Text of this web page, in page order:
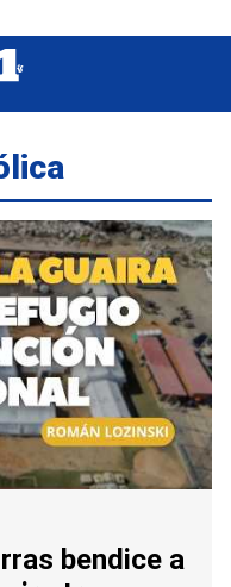
bendice a